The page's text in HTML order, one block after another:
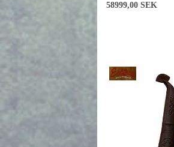
58999,00 SEK